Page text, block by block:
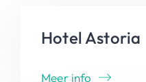
Hotel Astoria
Meer info